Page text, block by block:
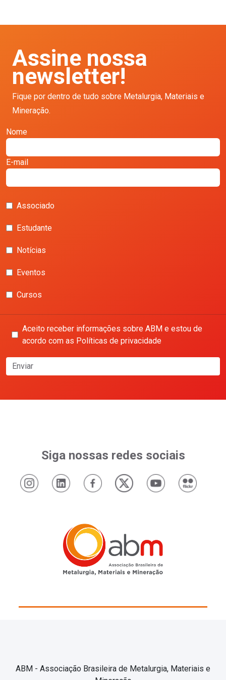
Assine nossa
newsletter!
Fique por dentro de tudo sobre Metalurgia, Materiais e
Mineração.
Nome
E-mail
Associado
Estudante
Notícias
Eventos
Cursos
Aceito receber informações sobre ABM e estou de
acordo com as Políticas de privacidade
Enviar
Siga nossas redes sociais
ABM - Associação Brasileira de Metalurgia, Materiais e